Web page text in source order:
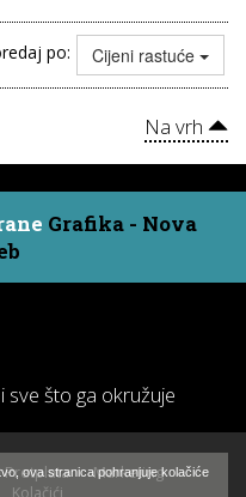
po: Cijeni rastuće
Na vrh
Grafika - Nova
sve što ga okružuje
Pretplata
Marketing
Kolačići
ova stranica pohranjuje kolačiće